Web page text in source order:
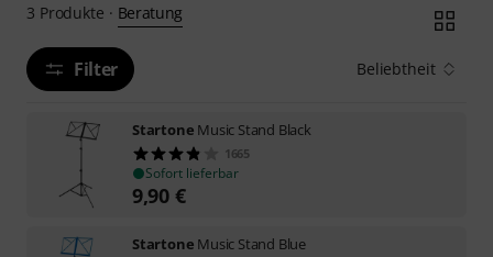
3 Produkte · Beratung
Filter Beliebtheit
Startone Music Stand Black
1665
Sofort lieferbar
9,90 €
Startone Music Stand Blue